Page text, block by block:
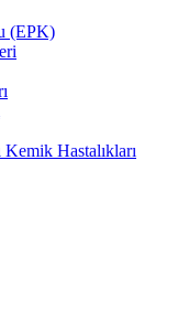
(EPK)
Hastalıkları